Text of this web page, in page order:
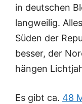
in deutschen
langweilig.
Süden der
besser, der
hängen
Es gibt ca. 48